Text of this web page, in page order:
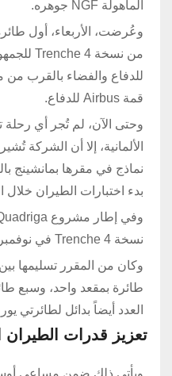
المأهولة NGF جوهره.
وعُرضت، الأربعاء، أول
للدفاع والفضاء بالقرب
قمة Airbus للدفاع.
الألمانية، إلا أن الشركة
نماذج في مقرها بمانشينج
بدء اختبارات الطيران خلال
نسخة Trenche 4 في نوفمبر 2020.
طائرة بمقعد واحد، وسبع
العدد أيضاً بدائل لطائرتي
تعزيز قدرات الطيران